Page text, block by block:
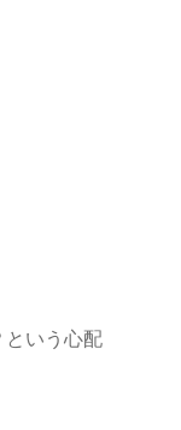
という心配